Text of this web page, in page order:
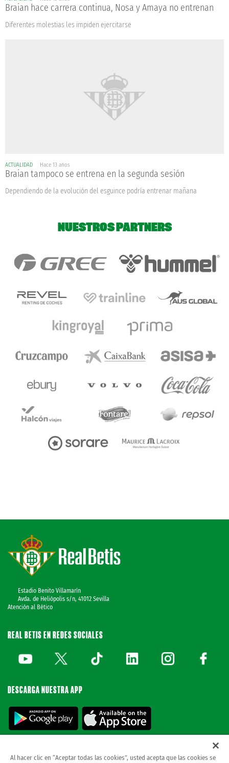
Braian hace carrera continua, Nosa y Amaya no entrenan
Diferentes molestias les impiden ejercitarse
ACTUALIDAD Hace 13 años
Braian tampoco se entrena en la segunda sesión
Dependiendo de la evolución del esguince podría entrenar mañana
NUESTROS PARTNERS
Estadio Benito Villamarín
Avda. de Heliópolis s/n, 41012 Sevilla
Atención al Bético
REAL BETIS EN REDES SOCIALES
DESCARGA NUESTRA APP
Al hacer clic en “Aceptar todas las cookies”, usted acepta que las cookies se